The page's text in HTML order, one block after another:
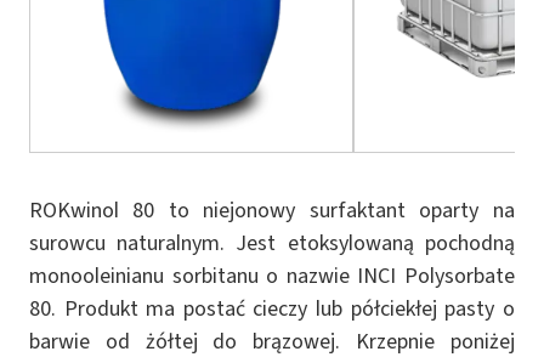
ROKwinol 80 to niejonowy surfaktant oparty na
surowcu naturalnym. Jest etoksylowaną pochodną
monooleinianu sorbitanu o nazwie INCI Polysorbate
80. Produkt ma postać cieczy lub półciekłej pasty o
barwie od żółtej do brązowej. Krzepnie poniżej